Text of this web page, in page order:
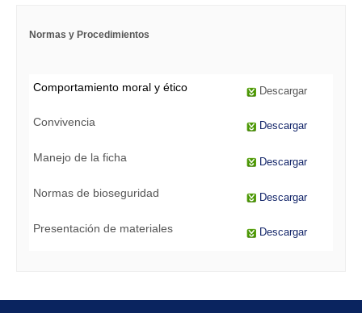
Normas y Procedimientos
Comportamiento moral y ético Descargar
Convivencia Descargar
Manejo de la ficha Descargar
Normas de bioseguridad Descargar
Presentación de materiales Descargar